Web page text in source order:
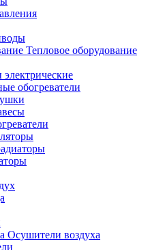
Тепловое оборудование
обогреватели
Осушители воздуха